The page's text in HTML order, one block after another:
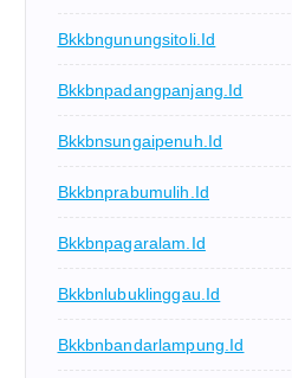
Bkkbngunungsitoli.id
Bkkbnpadangpanjang.id
Bkkbnsungaipenuh.id
Bkkbnprabumulih.id
Bkkbnpagaralam.id
Bkkbnlubuklinggau.id
Bkkbnbandarlampung.id